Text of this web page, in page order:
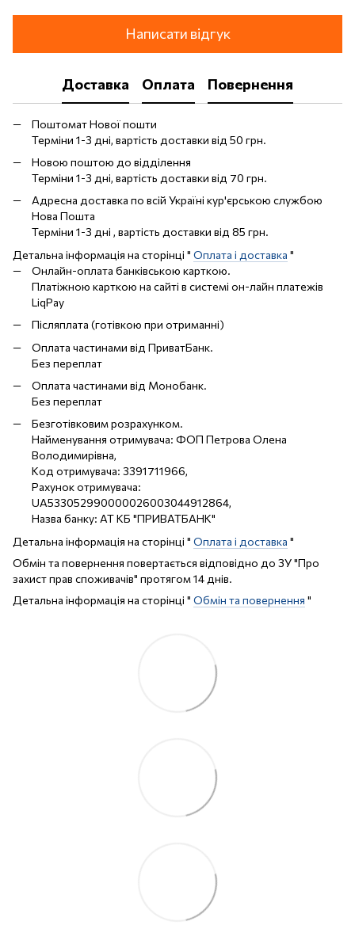
Написати відгук
Доставка Оплата Повернення
Поштомат Нової пошти
Терміни 1-3 дні, вартість доставки від 50 грн.
Новою поштою до відділення
Терміни 1-3 дні, вартість доставки від 70 грн.
Адресна доставка по всій Україні кур'єрською службою
Нова Пошта
Терміни 1-3 дні , вартість доставки від 85 грн.
Детальна інформація на сторінці " Оплата і доставка "
Онлайн-оплата банківською карткою.
Платіжною карткою на сайті в системі он-лайн платежів
LiqPay
Післяплата (готівкою при отриманні)
Оплата частинами від ПриватБанк.
Без переплат
Оплата частинами від Монобанк.
Без переплат
Безготівковим розрахунком.
Найменування отримувача: ФОП Петрова Олена
Володимирівна,
Код отримувача: 3391711966,
Рахунок отримувача:
UA533052990000026003044912864,
Назва банку: АТ КБ "ПРИВАТБАНК"
Детальна інформація на сторінці " Оплата і доставка "
Обмін та повернення повертається відповідно до ЗУ "Про
захист прав споживачів" протягом 14 днів.
Детальна інформація на сторінці " Обмін та повернення "